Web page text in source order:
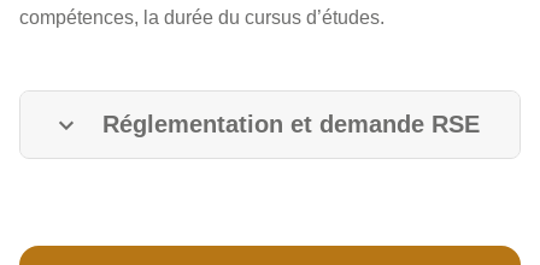
compétences, la durée du cursus d’études.
Réglementation et demande RSE